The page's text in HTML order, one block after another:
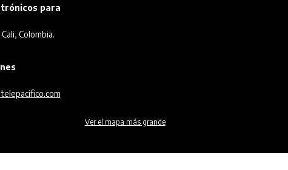
para
Colombia.
Ver el mapa más grande